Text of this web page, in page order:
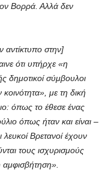
Βορρά. Αλλά δεν
αντίκτυπο στην]
ότι υπήρχε «η
δημοτικοί σύμβουλοι
με τη δική
όπως το έθεσε ένας
όπως ήταν και είναι –
λευκοί Βρετανοί έχουν
τους ισχυρισμούς
αμφισβήτηση».